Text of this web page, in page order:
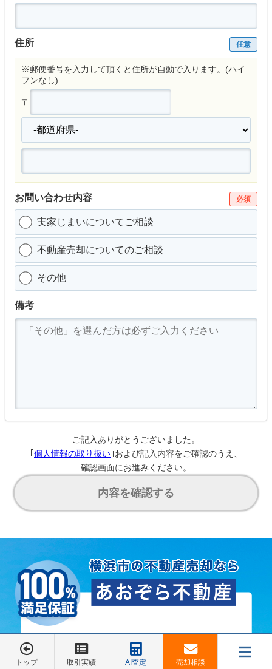
住所 任意
※郵便番号を入力して頂くと住所が自動で入ります。(ハイ
フンなし)
〒
お問い合わせ内容 必須
実家じまいについてご相談
不動産売却についてのご相談
その他
備考
ご記入ありがとうございました。
｢ 個人情報の取り扱い ｣および記入内容をご確認のうえ、
確認画面にお進みください。
内容を確認する
トップ 取引実績 AI査定 売却相談